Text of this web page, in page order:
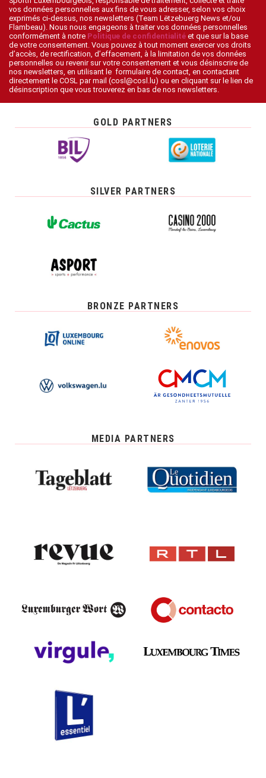
vos données personnelles aux fins de vous adresser, selon vos choix
exprimés ci-dessus, nos newsletters (Team Lëtzebuerg News et/ou
Flambeau). Nous nous engageons à traiter vos données personnelles
conformément à notre Politique de confidentialité et que sur la base
de votre consentement. Vous pouvez à tout moment exercer vos droits
d’accès, de rectification, d’effacement, à la limitation de vos données
personnelles ou revenir sur votre consentement et vous désinscrire de
nos newsletters, en utilisant le formulaire de contact, en contactant
directement le COSL par mail (cosl@cosl.lu) ou en cliquant sur le lien de
désinscription que vous trouverez en bas de nos newsletters.
GOLD PARTNERS
SILVER PARTNERS
BRONZE PARTNERS
MEDIA PARTNERS